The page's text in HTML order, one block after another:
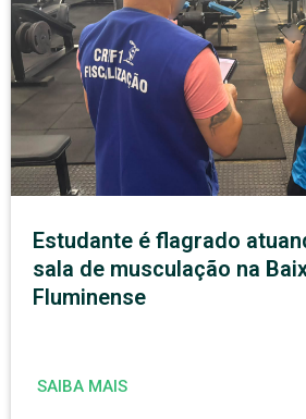
Estudante é flagrado
sala de musculação na
Fluminense
SAIBA MAIS